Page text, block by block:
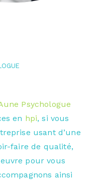
Psychologue
en hpi, si vous
usant d’une
faire de qualité,
pour vous
ainsi